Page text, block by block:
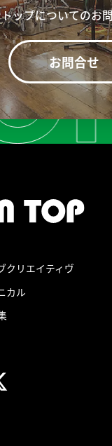
ップについてのお
お問合せ
クリエイティヴ
カル